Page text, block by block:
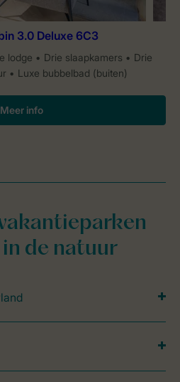
3.0 Deluxe 6C3
lodge Drie slaapkamers
Drie
Luxe bubbelbad (buiten)
Meer info
de natuur